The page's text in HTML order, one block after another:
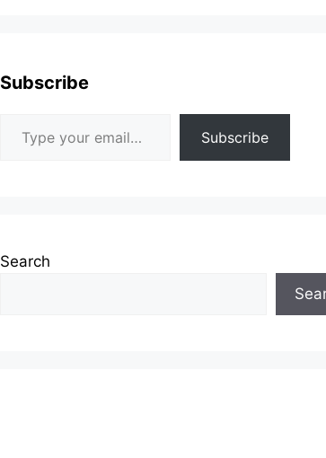
Subscribe
Subscribe
Search